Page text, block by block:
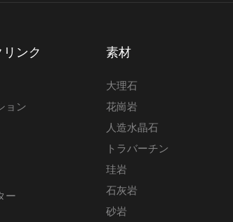
ンク
ョン
ー
素材
大理石
花崗岩
人造水晶石
トラバーチン
珪岩
石灰岩
砂岩